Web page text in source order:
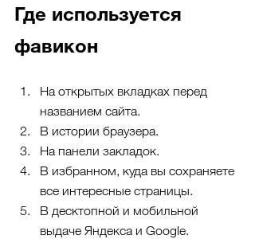
Где используется
фавикон
На открытых вкладках перед
названием сайта.
В истории браузера.
На панели закладок.
В избранном, куда вы сохраняете
все интересные страницы.
В десктопной и мобильной
выдаче Яндекса и Google.